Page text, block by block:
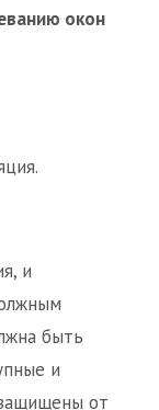
окон
и
быть
и
от